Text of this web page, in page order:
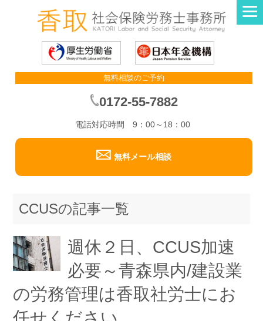
無料相談のご予約
0172-55-7882
電話対応時間 9：00～18：00
無料メール相談
CCUSの記事一覧
週休２日、CCUS加速
必要～青森県内/建設業
の労務管理は香取社労士にお